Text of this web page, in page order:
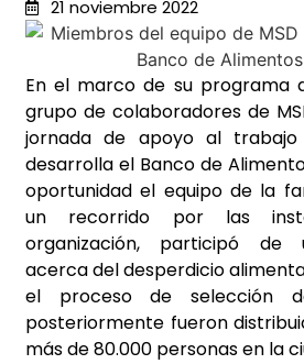
21 noviembre 2022
En el marco de su programa
grupo de colaboradores de
jornada de apoyo al trabajo
desarrolla el Banco de
oportunidad el equipo de la
un recorrido por las
organización, participó de
acerca del desperdicio
el proceso de selección
posteriormente fueron
más de 80.000 personas en la